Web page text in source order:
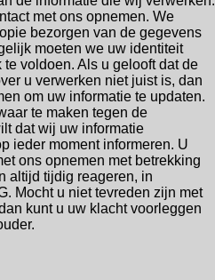
met ons opnemen. We
bezorgen van de gegevens
moeten we uw identiteit
voldoen. Als u gelooft dat de
u verwerken niet juist is, dan
om uw informatie te updaten.
te maken tegen de
dat wij uw informatie
ieder moment informeren. U
ons opnemen met betrekking
altijd tijdig reageren, in
Mocht u niet tevreden zijn met
kunt u uw klacht voorleggen